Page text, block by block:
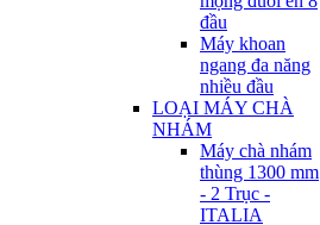
đầu
Máy khoan
ngang đa năng
nhiều đầu
LOẠI MÁY CHÀ
NHÁM
Máy chà nhám
thùng 1300 mm
- 2 Trục -
ITALIA